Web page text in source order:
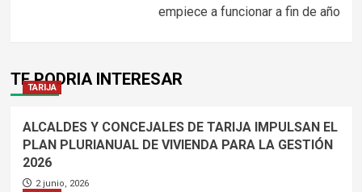
empiece a funcionar a fin de año
TE PODRIA INTERESAR
TARIJA
ALCALDES Y CONCEJALES DE TARIJA IMPULSAN EL
PLAN PLURIANUAL DE VIVIENDA PARA LA GESTIÓN
2026
2 junio, 2026